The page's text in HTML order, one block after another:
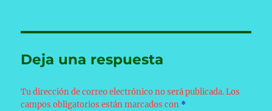
Deja una respuesta
Tu dirección de correo electrónico no será publicada. Los
campos obligatorios están marcados con *